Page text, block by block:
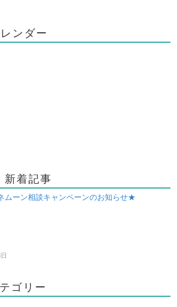
ンダー
新着記事
ーン相談キャンペーンのお知らせ★
ゴリー